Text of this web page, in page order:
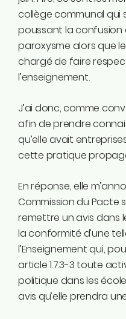
collège communal qui
poussant la confusion
paroxysme alors que
chargé de faire
l’enseignement.
J’ai donc, comme
afin de prendre
qu’elle avait
cette pratique
En réponse, elle
Commission du Pacte
remettre un avis dans
la conformité d’une
l’Enseignement qui,
article 1.7.3-3 toute
politique dans les
avis qu’elle prendra